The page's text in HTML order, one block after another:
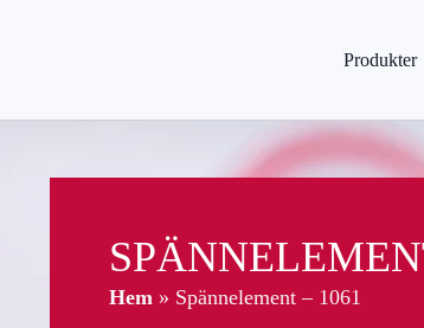
Produkter
Hem » Spännelement – 1061